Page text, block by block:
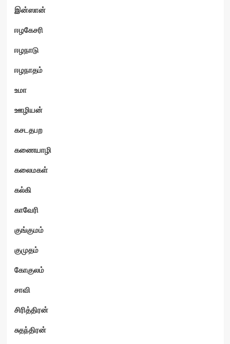
இன்ஸான்
ஈழகேசரி
ஈழநாடு
ஈழநாதம்
உமா
ஊழியன்
கசடதபற
கணையாழி
கலைமகள்
கல்கி
காவேரி
குங்குமம்
குமுதம்
கோகுலம்
சாவி
சிரித்திரன்
சுதந்திரன்